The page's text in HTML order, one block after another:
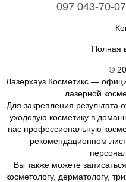
097 043-70-07
Полная
©
Лазерхауз Косметикс —
лазерной
Для закрепления результата
уходовую косметику в
нас профессиональную
рекомендационном
Вы также можете
косметологу, дерматологу,